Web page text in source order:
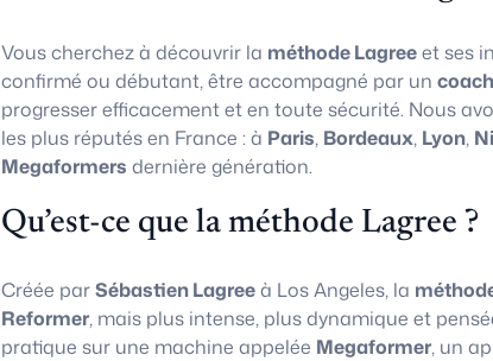
Vous cherchez à découvrir la méthode Lagreeet ses
confirmé ou débutant, être accompagné par un
progresser efficacement et en toute sécurité. Nous
les plus réputés en France : à Paris, Bordeaux, Lyon,
Megaformers dernière génération.
Qu’est-ce que la méthode Lagree ?
Créée parSébastien Lagreeà Los Angeles, la
Reformer, mais plus intense, plus dynamique et
pratique sur une machine appelée Megaformer, un